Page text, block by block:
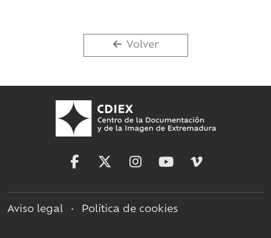
Volver
Aviso legal • Política de cookies